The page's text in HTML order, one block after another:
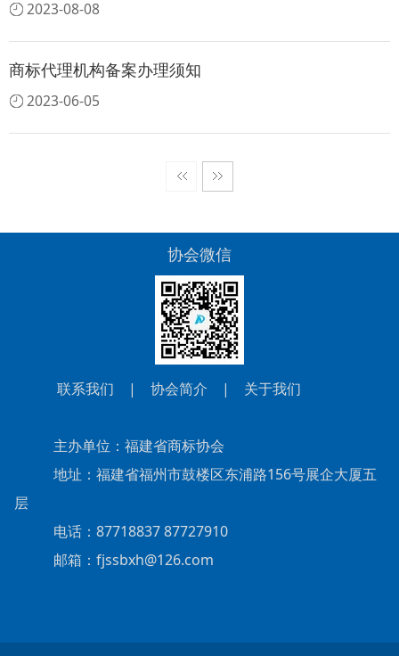
2023-08-08
商标代理机构备案办理须知
2023-06-05
协会微信
联系我们 | 协会简介 | 关于我们
主办单位：福建省商标协会
地址：福建省福州市鼓楼区东浦路156号展企大厦五
层
电话：87718837 87727910
邮箱：fjssbxh@126.com